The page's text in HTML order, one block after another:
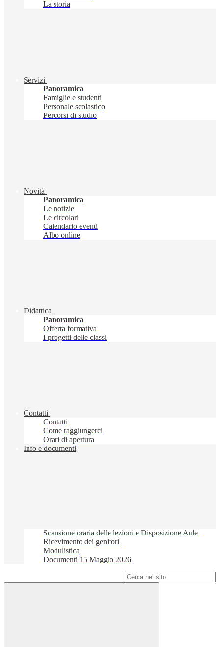
La storia
Servizi
Panoramica
Famiglie e studenti
Personale scolastico
Percorsi di studio
Novità
Panoramica
Le notizie
Le circolari
Calendario eventi
Albo online
Didattica
Panoramica
Offerta formativa
I progetti delle classi
Contatti
Contatti
Come raggiungerci
Orari di apertura
Info e documenti
Scansione oraria delle lezioni e Disposizione Aule
Ricevimento dei genitori
Modulistica
Documenti 15 Maggio 2026